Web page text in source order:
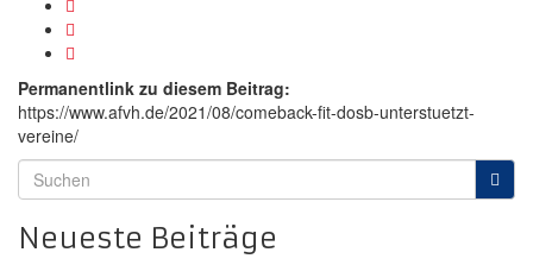
Permanentlink zu diesem Beitrag:
https://www.afvh.de/2021/08/comeback-fit-dosb-unterstuetzt-
vereine/
Neueste Beiträge